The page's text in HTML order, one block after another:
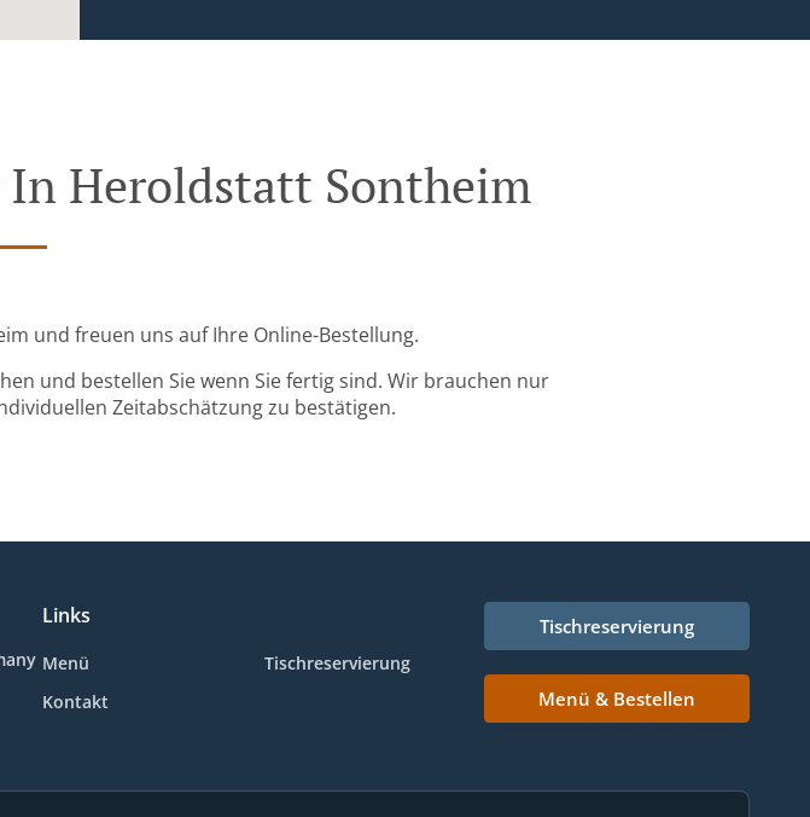
Heroldstatt Sontheim
und freuen uns auf Ihre Online-Bestellung.
und bestellen Sie wenn Sie fertig sind. Wir brauchen nur
Zeitabschätzung zu bestätigen.
Links
Menü
Tischreservierung
Kontakt
Tischreservierung
Menü & Bestellen